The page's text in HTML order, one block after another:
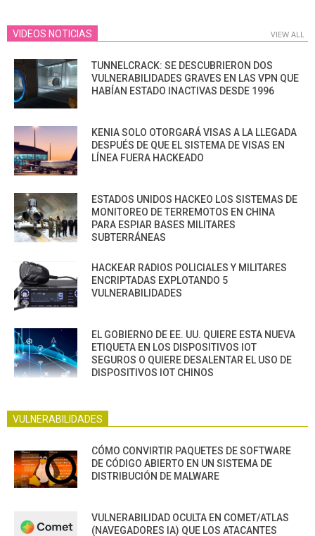
VIDEOS NOTICIAS VIEW ALL
TUNNELCRACK: SE DESCUBRIERON DOS
VULNERABILIDADES GRAVES EN LAS VPN QUE
HABÍAN ESTADO INACTIVAS DESDE 1996
KENIA SOLO OTORGARÁ VISAS A LA LLEGADA
DESPUÉS DE QUE EL SISTEMA DE VISAS EN
LÍNEA FUERA HACKEADO
ESTADOS UNIDOS HACKEO LOS SISTEMAS DE
MONITOREO DE TERREMOTOS EN CHINA
PARA ESPIAR BASES MILITARES
SUBTERRÁNEAS
HACKEAR RADIOS POLICIALES Y MILITARES
ENCRIPTADAS EXPLOTANDO 5
VULNERABILIDADES
EL GOBIERNO DE EE. UU. QUIERE ESTA NUEVA
ETIQUETA EN LOS DISPOSITIVOS IOT
SEGUROS O QUIERE DESALENTAR EL USO DE
DISPOSITIVOS IOT CHINOS
VULNERABILIDADES
CÓMO CONVIRTIR PAQUETES DE SOFTWARE
DE CÓDIGO ABIERTO EN UN SISTEMA DE
DISTRIBUCIÓN DE MALWARE
VULNERABILIDAD OCULTA EN COMET/ATLAS
(NAVEGADORES IA) QUE LOS ATACANTES